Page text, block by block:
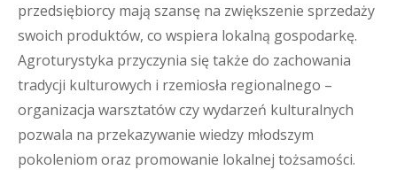
przedsiębiorcy mają szansę na zwiększenie sprzedaży
swoich produktów, co wspiera lokalną gospodarkę.
Agroturystyka przyczynia się także do zachowania
tradycji kulturowych i rzemiosła regionalnego –
organizacja warsztatów czy wydarzeń kulturalnych
pozwala na przekazywanie wiedzy młodszym
pokoleniom oraz promowanie lokalnej tożsamości.